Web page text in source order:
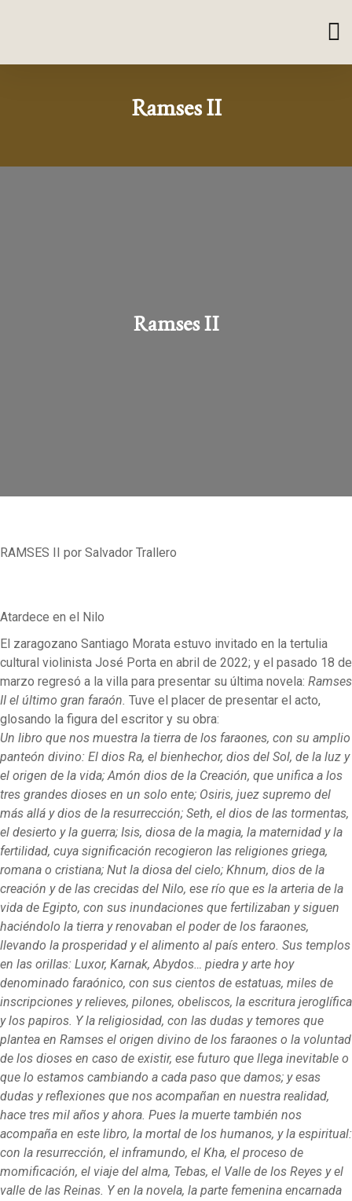
Ramses II
Ramses II
RAMSES II por Salvador Trallero
Atardece en el Nilo
El zaragozano Santiago Morata estuvo invitado en la tertulia
cultural violinista José Porta en abril de 2022; y el pasado 18 de
marzo regresó a la villa para presentar su última novela: Ramses
II el último gran faraón. Tuve el placer de presentar el acto,
glosando la figura del escritor y su obra:
Un libro que nos muestra la tierra de los faraones, con su amplio
panteón divino: El dios Ra, el bienhechor, dios del Sol, de la luz y
el origen de la vida; Amón dios de la Creación, que unifica a los
tres grandes dioses en un solo ente; Osiris, juez supremo del
más allá y dios de la resurrección; Seth, el dios de las tormentas,
el desierto y la guerra; Isis, diosa de la magia, la maternidad y la
fertilidad, cuya significación recogieron las religiones griega,
romana o cristiana; Nut la diosa del cielo; Khnum, dios de la
creación y de las crecidas del Nilo, ese río que es la arteria de la
vida de Egipto, con sus inundaciones que fertilizaban y siguen
haciéndolo la tierra y renovaban el poder de los faraones,
llevando la prosperidad y el alimento al país entero. Sus templos
en las orillas: Luxor, Karnak, Abydos… piedra y arte hoy
denominado faraónico, con sus cientos de estatuas, miles de
inscripciones y relieves, pilones, obeliscos, la escritura jeroglífica
y los papiros. Y la religiosidad, con las dudas y temores que
plantea en Ramses el origen divino de los faraones o la voluntad
de los dioses en caso de existir, ese futuro que llega inevitable o
que lo estamos cambiando a cada paso que damos; y esas
dudas y reflexiones que nos acompañan en nuestra realidad,
hace tres mil años y ahora. Pues la muerte también nos
acompaña en este libro, la mortal de los humanos, y la espiritual:
con la resurrección, el inframundo, el Kha, el proceso de
momificación, el viaje del alma, Tebas, el Valle de los Reyes y el
valle de las Reinas. Y en la novela, la parte femenina encarnada